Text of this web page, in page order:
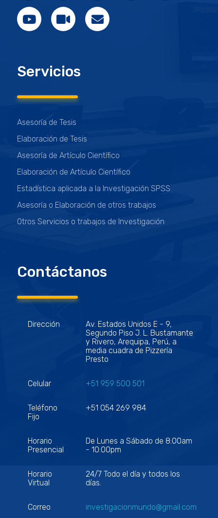
Servicios
Asesoría de Tesis
Elaboración de Tesis
Asesoría de Artículo Científico
Elaboración de Artículo Científico
Estadística aplicada a la Investigación SPSS
Asesoría o Elaboración de otros trabajos
Otros Servicios o trabajos de Investigación
Contáctanos
Dirección
Av. Estados Unidos E - 9,
Segundo Piso J. L. Bustamante
y Rivero, Arequipa, Perú, a
media cuadra de Pizzería
Presto
Celular +51 959 500 501
Teléfono
Fijo
+51 054 269 984
Horario
Presencial
De Lunes a Sábado de 8:00am
- 10:00pm
Horario
Virtual
24/7 Todo el día y todos los
días.
Correo investigacionmundo@gmail.com